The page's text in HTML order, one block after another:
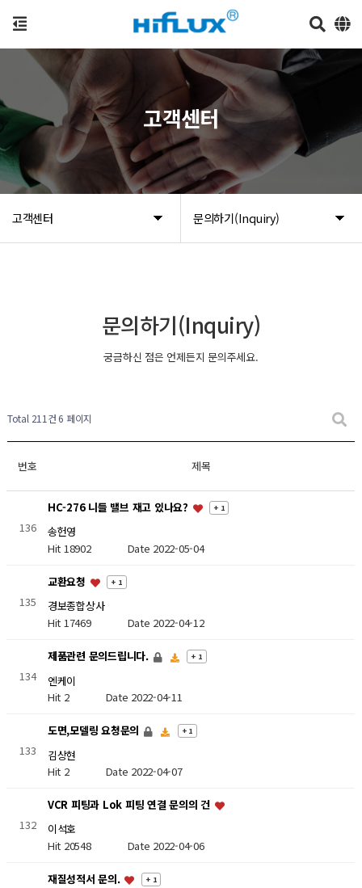
고객센터 문의하기(Inquiry)
고객센터
문의하기(Inquiry)
궁금하신 점은 언제든지 문의주세요.
Total 211건 6 페이지
번호 제목
136
HC-276 니들 밸브 재고 있나요? + 1
송헌영
Hit 18902 Date 2022-05-04
135
교환요청 + 1
경보종합상사
Hit 17469 Date 2022-04-12
134
제품관련 문의드립니다. + 1
엔케이
Hit 2 Date 2022-04-11
133
도면,모델링 요청문의 + 1
김상현
Hit 2 Date 2022-04-07
132
VCR 피팅과 Lok 피팅 연결 문의의 건
이석호
Hit 20548 Date 2022-04-06
재질성적서 문의. + 1